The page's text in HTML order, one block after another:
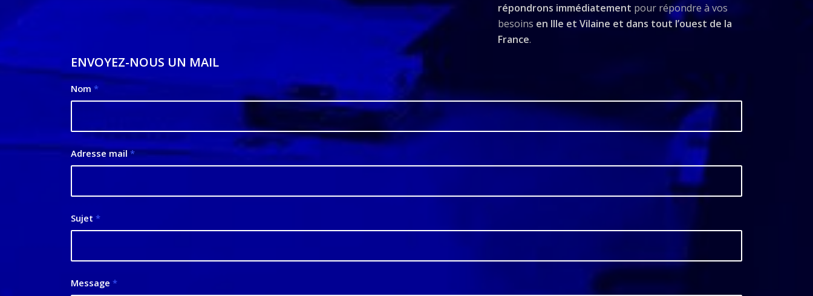
répondrons immédiatement pour répondre à vos
besoins en Ille et Vilaine et dans tout l’ouest de la
France.
ENVOYEZ-NOUS UN MAIL
Nom*
Adresse mail*
Sujet*
Message*